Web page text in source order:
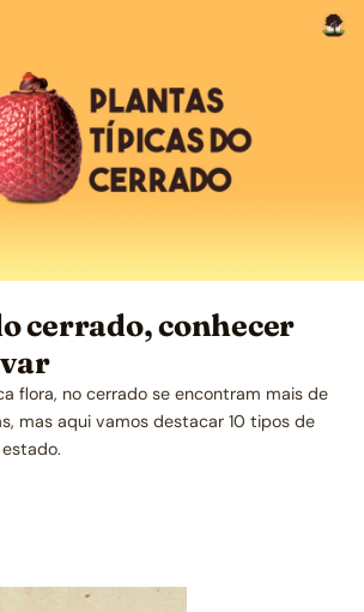
cerrado, conhecer
flora, no cerrado se encontram mais de
mas aqui vamos destacar 10 tipos de